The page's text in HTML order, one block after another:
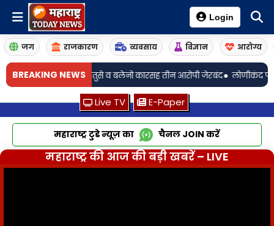
Login
जग राजकारण व्यवसाय विज्ञान आरोग्य
BREAKING NEWS
जिवंत काडतुसे व बलेनो कारसह तीन आरोपी जेरबंद• लोणीकंद पोलिसांची अमली
Live TV E-Paper
महाराष्ट्र टुडे न्यूज़ का चैनल JOIN करें
महाराष्ट्र की आज की बड़ी खबरें – LIVE